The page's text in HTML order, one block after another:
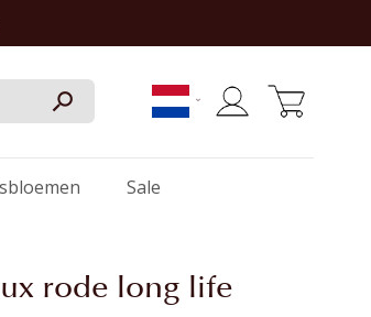
Sale
rode long life